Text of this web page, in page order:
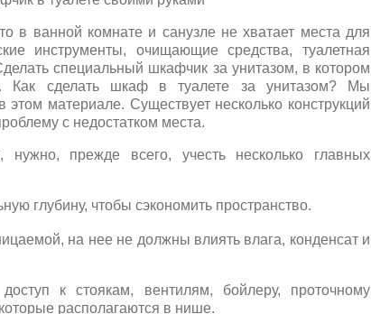
в ванной комнате и санузле не хватает места для
инструменты, очищающие средства, туалетная
специальный шкафчик за унитазом, в котором
Как сделать шкаф в туалете за унитазом? Мы
материале. Существует несколько конструкций
с недостатком места.
прежде всего, учесть несколько главных
глубину, чтобы сэкономить пространство.
на нее не должны влиять влага, конденсат и
к стоякам, вентилям, бойлеру, проточному
располагаются в нише.